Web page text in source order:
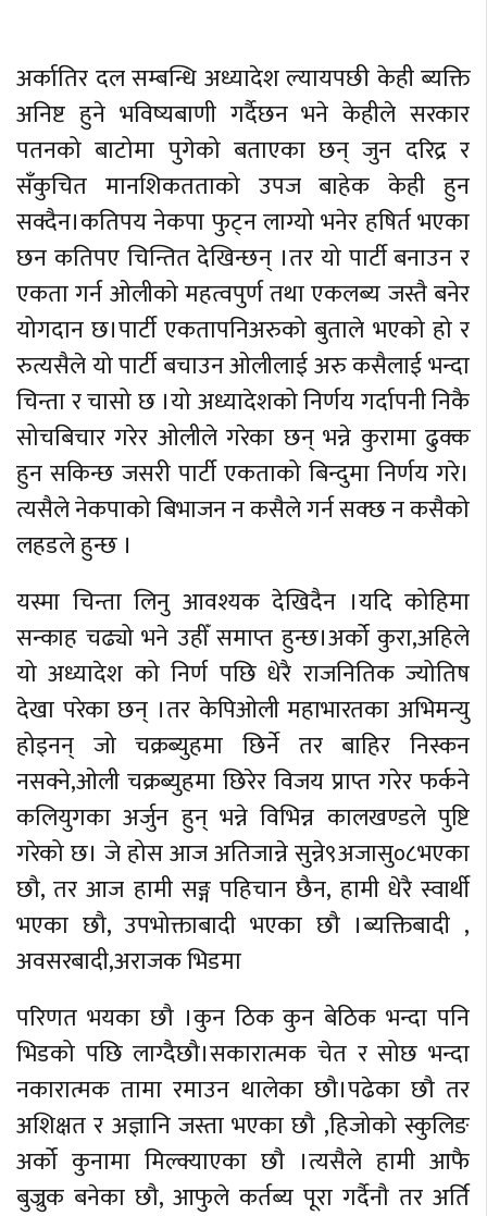
अर्कातिर दल सम्बन्धि अध्यादेश ल्यायपछी केही ब्यक्ति
अनिष्ट हुने भविष्यबाणी गर्दैछन भने केहीले सरकार
पतनको बाटोमा पुगेको बताएका छन् जुन दरिद्र र
सँकुचित मानशिकतताको उपज बाहेक केही हुन
सक्दैन।कतिपय नेकपा फुट्न लाग्यो भनेर हषिर्त भएका
छन कतिपए चिन्तित देखिन्छन् ।तर यो पार्टी बनाउन र
एकता गर्न ओलीको महत्वपुर्ण तथा एकलब्य जस्तै बनेर
योगदान छ।पार्टी एकतापनिअरुको बुताले भएको हो र
रुत्यसैले यो पार्टी बचाउन ओलीलाई अरु कसैलाई भन्दा
चिन्ता र चासो छ ।यो अध्यादेशको निर्णय गर्दापनी निकै
सोचबिचार गरेर ओलीले गरेका छन् भन्ने कुरामा ढुक्क
हुन सकिन्छ जसरी पार्टी एकताको बिन्दुमा निर्णय गरे।
त्यसैले नेकपाको बिभाजन न कसैले गर्न सक्छ न कसैको
लहडले हुन्छ ।
यस्मा चिन्ता लिनु आवश्यक देखिदैन ।यदि कोहिमा
सन्काह चढ्यो भने उहीँ समाप्त हुन्छ।अर्को कुरा,अहिले
यो अध्यादेश को निर्ण पछि धेरै राजनितिक ज्योतिष
देखा परेका छन् ।तर केपिओली महाभारतका अभिमन्यु
होइनन् जो चक्रब्युहमा छिर्ने तर बाहिर निस्कन
नसक्ने,ओली चक्रब्युहमा छिरेर विजय प्राप्त गरेर फर्कने
कलियुगका अर्जुन हुन् भन्ने विभिन्न कालखण्डले पुष्टि
गरेको छ। जे होस आज अतिजान्ने सुन्ने९अजासु०८भएका
छौ, तर आज हामी सङ्ग पहिचान छैन, हामी धेरै स्वार्थी
भएका छौ, उपभोक्ताबादी भएका छौ ।ब्यक्तिबादी ,
अवसरबादी,अराजक भिडमा
परिणत भयका छौ ।कुन ठिक कुन बेठिक भन्दा पनि
भिडको पछि लाग्दैछौ।सकारात्मक चेत र सोछ भन्दा
नकारात्मक तामा रमाउन थालेका छौ।पढेका छौ तर
अशिक्षत र अज्ञानि जस्ता भएका छौ ,हिजोको स्कुलिङ
अर्को कुनामा मिल्क्याएका छौ ।त्यसैले हामी आफै
बुज्रुक बनेका छौ, आफुले कर्तब्य पूरा गर्दैनौ तर अर्ति